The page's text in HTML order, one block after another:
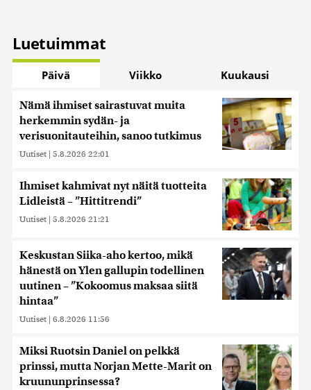
Luetuimmat
Päivä Viikko Kuukausi
Nämä ihmiset sairastuvat muita
herkemmin sydän- ja
verisuonitauteihin, sanoo tutkimus
Uutiset | 5.8.2026 22:01
Ihmiset kahmivat nyt näitä tuotteita
Lidleistä – ”Hittitrendi”
Uutiset | 5.8.2026 21:21
Keskustan Siika-aho kertoo, mikä
hänestä on Ylen gallupin todellinen
uutinen – ”Kokoomus maksaa siitä
hintaa”
Uutiset | 6.8.2026 11:56
Miksi Ruotsin Daniel on pelkkä
prinssi, mutta Norjan Mette-Marit on
kruununprinsessa?